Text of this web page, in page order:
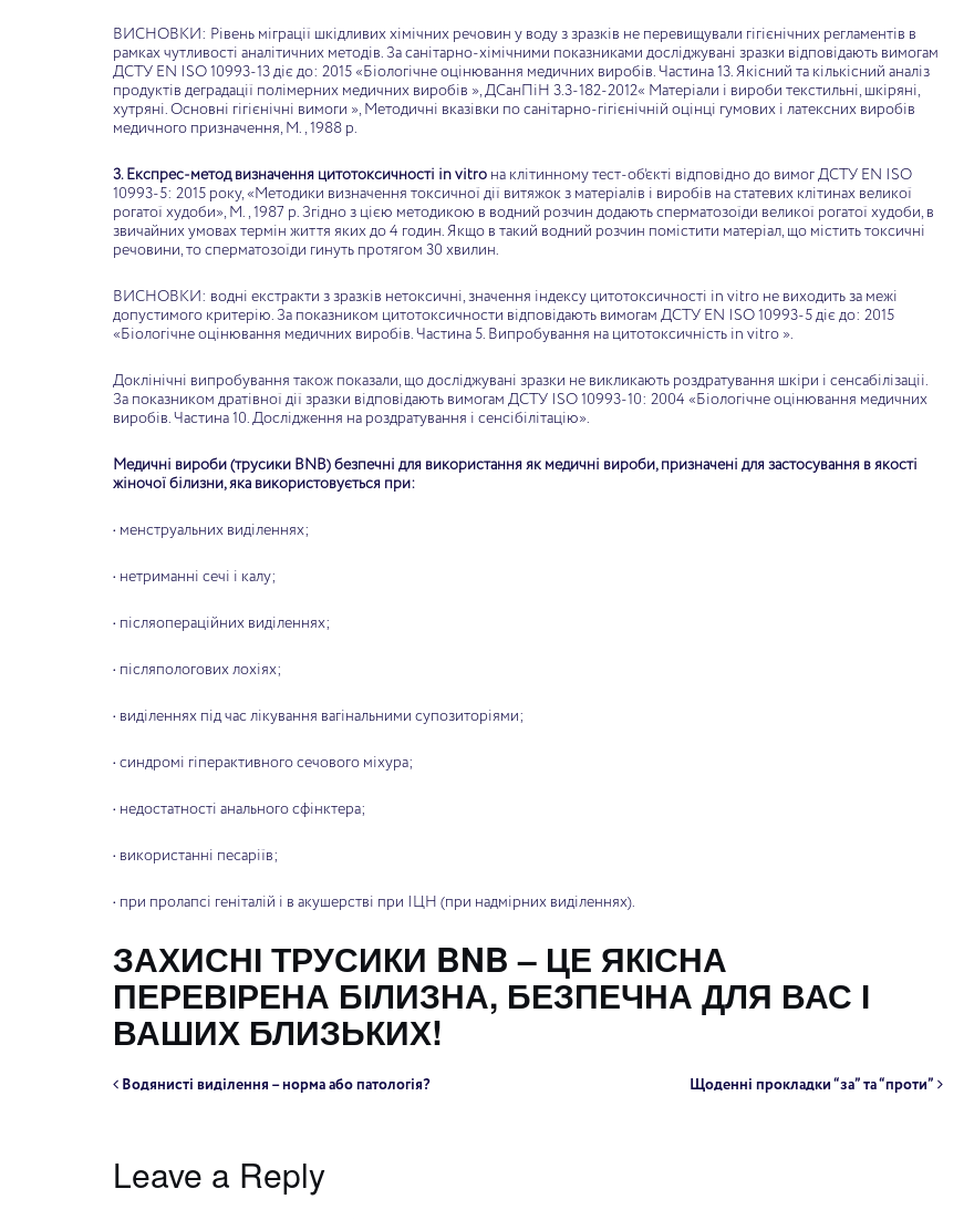
ВИСНОВКИ: Рівень міграції шкідливих хімічних речовин у воду з зразків не перевищували гігієнічних регламентів в
рамках чутливості аналітичних методів. За санітарно-хімічними показниками досліджувані зразки відповідають вимогам
ДСТУ EN ISO 10993-13 діє до: 2015 «Біологічне оцінювання медичних виробів. Частина 13. Якісний та кількісний аналіз
продуктів деградації полімерних медичних виробів », ДСанПіН 3.3-182-2012« Матеріали і вироби текстильні, шкіряні,
хутряні. Основні гігієнічні вимоги », Методичні вказівки по санітарно-гігієнічній оцінці гумових і латексних виробів
медичного призначення, М., 1988 р.
3. Експрес-метод визначення цитотоксичності in vitro на клітинному тест-об’єкті відповідно до вимог ДСТУ EN ISO
10993-5: 2015 року, «Методики визначення токсичної дії витяжок з матеріалів і виробів на статевих клітинах великої
рогатої худоби», М., 1987 р. Згідно з цією методикою в водний розчин додають сперматозоїди великої рогатої худоби, в
звичайних умовах термін життя яких до 4 годин. Якщо в такий водний розчин помістити матеріал, що містить токсичні
речовини, то сперматозоїди гинуть протягом 30 хвилин.
ВИСНОВКИ: водні екстракти з зразків нетоксичні, значення індексу цитотоксичності in vitro не виходить за межі
допустимого критерію. За показником цитотоксичности відповідають вимогам ДСТУ EN ISO 10993-5 діє до: 2015
«Біологічне оцінювання медичних виробів. Частина 5. Випробування на цитотоксичність in vitro ».
Доклінічні випробування також показали, що досліджувані зразки не викликають роздратування шкіри і сенсабілізаціі.
За показником дратівної дії зразки відповідають вимогам ДСТУ ISO 10993-10: 2004 «Біологічне оцінювання медичних
виробів. Частина 10. Дослідження на роздратування і сенсібілітацію».
Медичні вироби (трусики BNB) безпечні для використання як медичні вироби, призначені для застосування в якості
жіночої білизни, яка використовується при:
• менструальних виділеннях;
• нетриманні сечі і калу;
• післяопераційних виділеннях;
• післяпологових лохіях;
• виділеннях під час лікування вагінальними супозиторіями;
• синдромі гіперактивного сечового міхура;
• недостатності анального сфінктера;
• використанні песаріїв;
• при пролапсі геніталій і в акушерстві при ІЦН (при надмірних виділеннях).
ЗАХИСНІ ТРУСИКИ BNB – ЦЕ ЯКІСНА
ПЕРЕВІРЕНА БІЛИЗНА, БЕЗПЕЧНА ДЛЯ ВАС І
ВАШИХ БЛИЗЬКИХ!
Водянисті виділення – норма або патологія? Щоденні прокладки “за” та “проти”
Leave a Reply
Вікторія
белье, комфортное! Очень
милые женщины!
Я більшу частину свого життя не знала
про те що є такий вид білизни – менструальна
білизна, але недавно натрапила на статтю, де
про нього розповідалося і вирішила знайти для
себе рішення. У підсумку, я знайшла bnb
білизну. Для мене вирішальним було що
компанія українська, а значить я не переплачую
і те що в американців вартість до 40 доларів, а
тут 250 грн. Дякую!
Наталка
Після пологів ця білизна буквально
врятувала мене!